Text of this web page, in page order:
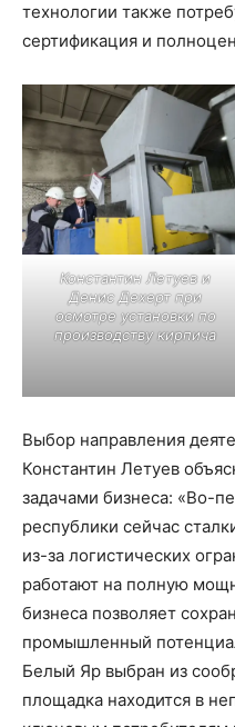
технологии также
сертификация и
Константин Летуев и
Денис Дехерт при
осмотре установки по
производству кирпича
Выбор направления
Константин Летуев
задачами бизнеса: «Во-
республики сейчас
из-за логистических
работают на полную
бизнеса позволяет
промышленный
Белый Яр выбран из
площадка находится в